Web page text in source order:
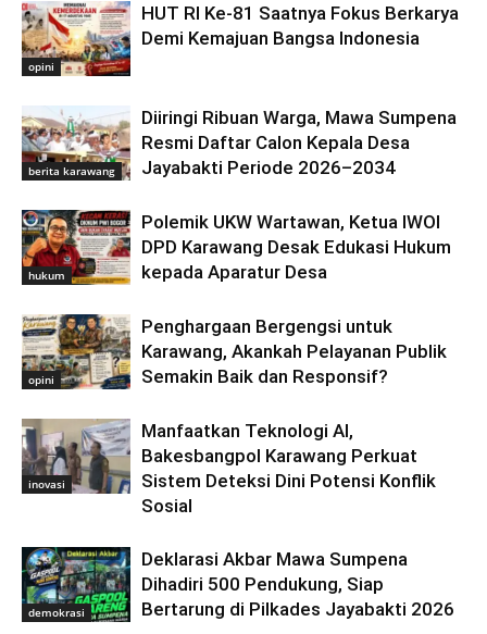
opini
HUT RI Ke-81 Saatnya Fokus Berkarya
Demi Kemajuan Bangsa Indonesia
berita karawang
Diiringi Ribuan Warga, Mawa Sumpena
Resmi Daftar Calon Kepala Desa
Jayabakti Periode 2026–2034
hukum
Polemik UKW Wartawan, Ketua IWOI
DPD Karawang Desak Edukasi Hukum
kepada Aparatur Desa
opini
Penghargaan Bergengsi untuk
Karawang, Akankah Pelayanan Publik
Semakin Baik dan Responsif?
inovasi
Manfaatkan Teknologi AI,
Bakesbangpol Karawang Perkuat
Sistem Deteksi Dini Potensi Konflik
Sosial
demokrasi
Deklarasi Akbar Mawa Sumpena
Dihadiri 500 Pendukung, Siap
Bertarung di Pilkades Jayabakti 2026